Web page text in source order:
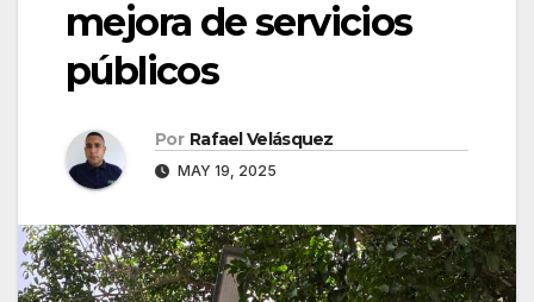
mejora de servicios
públicos
Por Rafael Velásquez
MAY 19, 2025